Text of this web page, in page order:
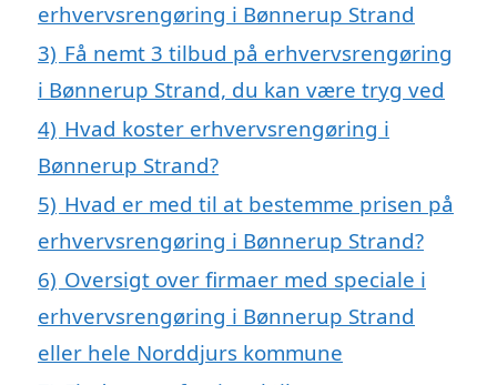
erhvervsrengøring i Bønnerup Strand
3) Få nemt 3 tilbud på erhvervsrengøring
i Bønnerup Strand, du kan være tryg ved
4) Hvad koster erhvervsrengøring i
Bønnerup Strand?
5) Hvad er med til at bestemme prisen på
erhvervsrengøring i Bønnerup Strand?
6) Oversigt over firmaer med speciale i
erhvervsrengøring i Bønnerup Strand
eller hele Norddjurs kommune